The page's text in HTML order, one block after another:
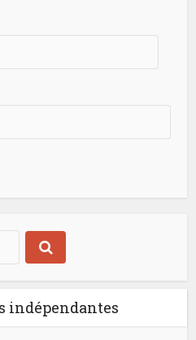
indépendantes